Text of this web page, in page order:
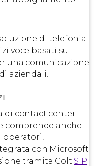
di telefonia
voce basati su
una comunicazione
aziendali.
di contact center
comprende anche
operatori,
con Microsoft
tramite Colt SIP